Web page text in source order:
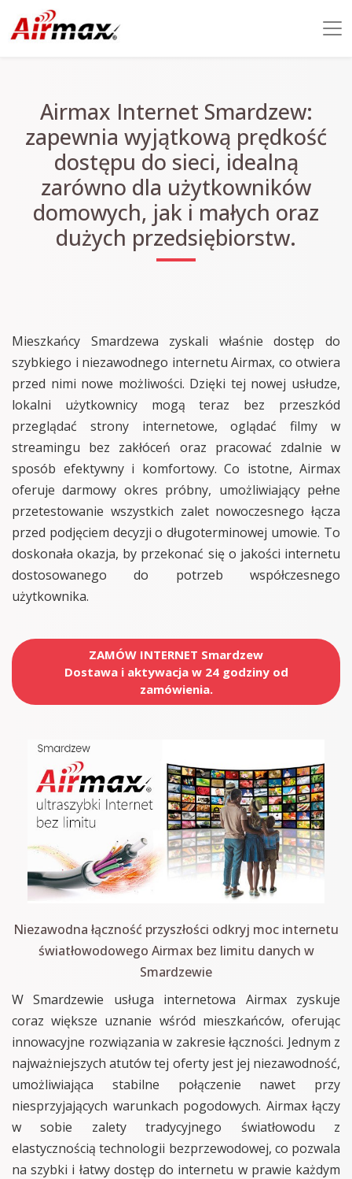
Airmax Internet Smardzew:
zapewnia wyjątkową prędkość
dostępu do sieci, idealną
zarówno dla użytkowników
domowych, jak i małych oraz
dużych przedsiębiorstw.
Mieszkańcy Smardzewa zyskali właśnie dostęp do
szybkiego i niezawodnego internetu Airmax, co otwiera
przed nimi nowe możliwości. Dzięki tej nowej usłudze,
lokalni użytkownicy mogą teraz bez przeszkód
przeglądać strony internetowe, oglądać filmy w
streamingu bez zakłóceń oraz pracować zdalnie w
sposób efektywny i komfortowy. Co istotne, Airmax
oferuje darmowy okres próbny, umożliwiający pełne
przetestowanie wszystkich zalet nowoczesnego łącza
przed podjęciem decyzji o długoterminowej umowie. To
doskonała okazja, by przekonać się o jakości internetu
dostosowanego do potrzeb współczesnego
użytkownika.
ZAMÓW INTERNET Smardzew
Dostawa i aktywacja w 24 godziny od
zamówienia.
Niezawodna łączność przyszłości odkryj moc internetu
światłowodowego Airmax bez limitu danych w
Smardzewie
W Smardzewie usługa internetowa Airmax zyskuje
coraz większe uznanie wśród mieszkańców, oferując
innowacyjne rozwiązania w zakresie łączności. Jednym z
najważniejszych atutów tej oferty jest jej niezawodność,
umożliwiająca stabilne połączenie nawet przy
niesprzyjających warunkach pogodowych. Airmax łączy
w sobie zalety tradycyjnego światłowodu z
elastycznością technologii bezprzewodowej, co pozwala
na szybki i łatwy dostęp do internetu w prawie każdym